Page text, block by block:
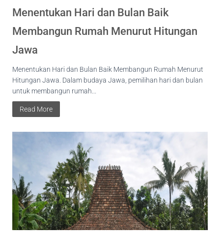
Menentukan Hari dan Bulan Baik
Membangun Rumah Menurut Hitungan
Jawa
Menentukan Hari dan Bulan Baik Membangun Rumah Menurut
Hitungan Jawa. Dalam budaya Jawa, pemilihan hari dan bulan
untuk membangun rumah...
Read More